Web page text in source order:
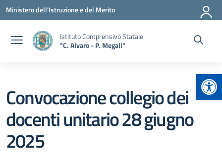
Vai ai contenuti
Vai al menu di navigazione
Vai al footer
Ministero dell'Istruzione e del Merito
Istituto Comprensivo Statale
"C. Alvaro - P. Megali"
Convocazione collegio dei
docenti unitario 28 giugno
2025